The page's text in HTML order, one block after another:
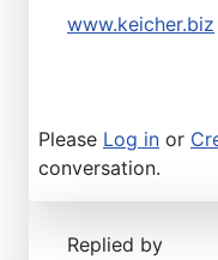
www.keicher.biz
Please Log in or
conversation.
Replied by